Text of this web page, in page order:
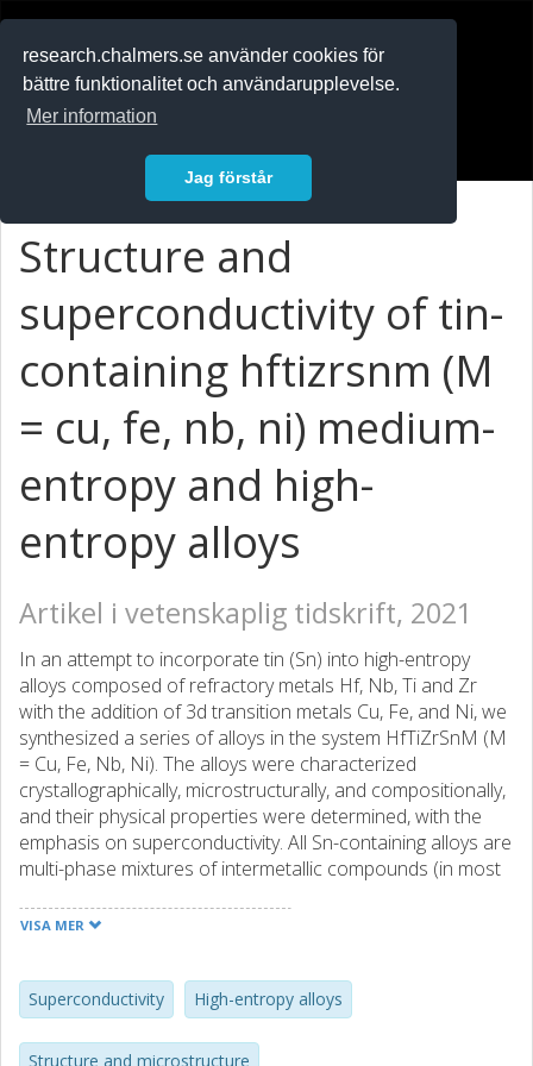
research.chalmers.se använder cookies för
bättre funktionalitet och användarupplevelse.
Mer information
Jag förstår
Structure and
superconductivity of tin-
containing hftizrsnm (M
= cu, fe, nb, ni) medium-
entropy and high-
entropy alloys
Artikel i vetenskaplig tidskrift, 2021
In an attempt to incorporate tin (Sn) into high-entropy
alloys composed of refractory metals Hf, Nb, Ti and Zr
with the addition of 3d transition metals Cu, Fe, and Ni, we
synthesized a series of alloys in the system HfTiZrSnM (M
= Cu, Fe, Nb, Ni). The alloys were characterized
crystallographically, microstructurally, and compositionally,
and their physical properties were determined, with the
emphasis on superconductivity. All Sn-containing alloys are
multi-phase mixtures of intermetallic compounds (in most
microstructure of large crystalline grains of a hexagonal
HfTiZrSnCu alloy, some Cu is also incorporated into the
grains. Based on the electrical resistivity, specific heat, and
magnetization measurements, a superconducting (SC)
VISA MER
Superconductivity High-entropy alloys
Structure and microstructure